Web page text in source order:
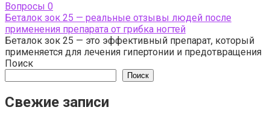
Вопросы 0
Беталок зок 25 — реальные отзывы людей после
применения препарата от грибка ногтей
Беталок зок 25 — это эффективный препарат, который
применяется для лечения гипертонии и предотвращения
Поиск
Поиск
Свежие записи